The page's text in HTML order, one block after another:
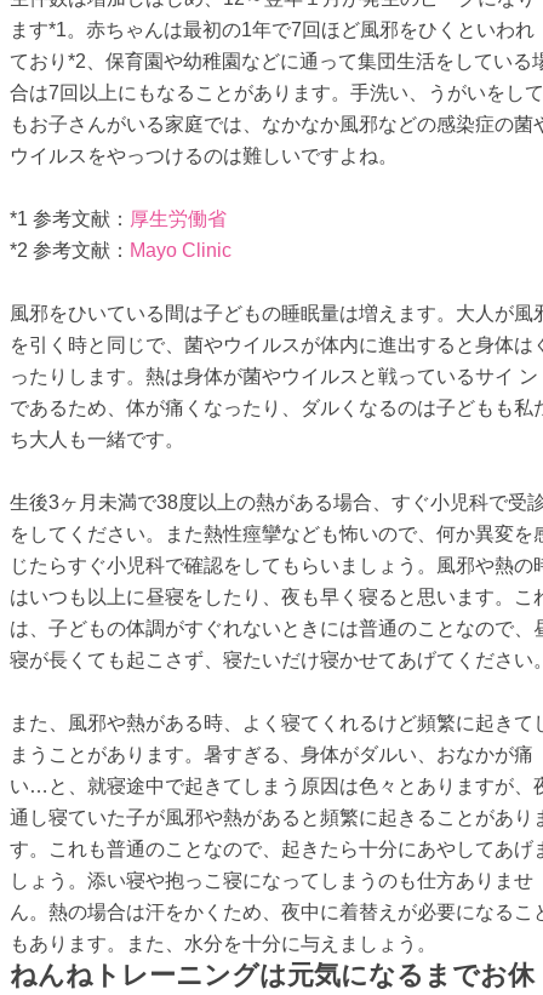
ます*1。赤ちゃんは最初の1年で7回ほど風邪をひくといわれ
ており*2、保育園や幼稚園などに通って集団生活をしている
合は7回以上にもなることがあります。手洗い、うがいをして
もお子さんがいる家庭では、なかなか風邪などの感染症の菌
ウイルスをやっつけるのは難しいですよね。
*1 参考文献： 厚生労働省
*2 参考文献： Mayo Clinic
風邪をひいている間は子どもの睡眠量は増えます。大人が風
を引く時と同じで、菌やウイルスが体内に進出すると身体は
ったりします。熱は身体が菌やウイルスと戦っているサイ ン
であるため、体が痛くなったり、ダルくなるのは子どもも私
ち大人も一緒です。
生後3ヶ月未満で38度以上の熱がある場合、すぐ小児科で受
をしてください。また熱性痙攣なども怖いので、何か異変を
じたらすぐ小児科で確認をしてもらいましょう。風邪や熱の
はいつも以上に昼寝をしたり、夜も早く寝ると思います。こ
は、子どもの体調がすぐれないときには普通のことなので、
寝が長くても起こさず、寝たいだけ寝かせてあげてください
また、風邪や熱がある時、よく寝てくれるけど頻繁に起きて
まうことがあります。暑すぎる、身体がダルい、おなかが痛
い…と、就寝途中で起きてしまう原因は色々とありますが、
通し寝ていた子が風邪や熱があると頻繁に起きることがあり
す。これも普通のことなので、起きたら十分にあやしてあげ
しょう。添い寝や抱っこ寝になってしまうのも仕方ありませ
ん。熱の場合は汗をかくため、夜中に着替えが必要になるこ
もあります。また、水分を十分に与えましょう。
ねんねトレーニングは元気になるまでお休